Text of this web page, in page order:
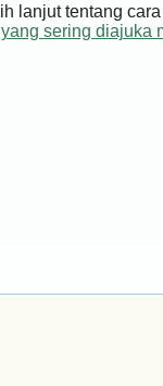
lanjut tentang
sering diajuka